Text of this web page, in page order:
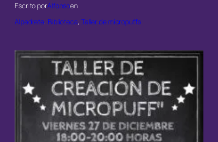
Escrito porAlfonsoen
Alpedrete, Biblioteca, Taller de micropuffs